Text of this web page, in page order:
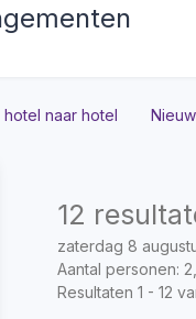
naar hotel
12
zaterdag 8
Aantal personen:
Resultaten 1 - 12